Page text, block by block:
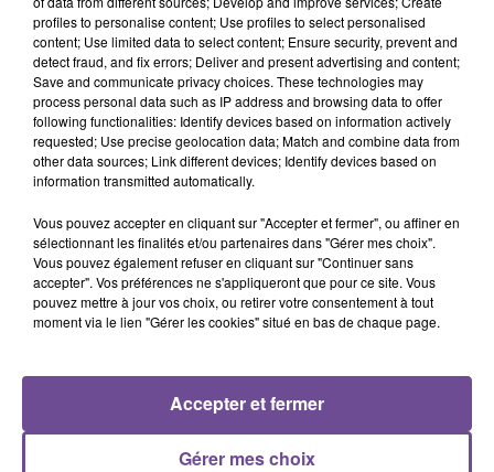
Cet élément est masqué compte-tenu du refus du
dépôt de cookies que vous avez exprimé. Si vous
souhaitez l'afficher, merci de nous donner votre accord
en cliquant sur le bouton ci-dessous.
Afficher l'élément
PRÈS DE CHEZ VOUS
profiles to personalise content; Use profiles to select personalised
content; Use limited data to select content; Ensure security, prevent and
detect fraud, and fix errors; Deliver and present advertising and content;
Save and communicate privacy choices. These technologies may
process personal data such as IP address and browsing data to offer
following functionalities: Identify devices based on information actively
requested; Use precise geolocation data; Match and combine data from
other data sources; Link different devices; Identify devices based on
information transmitted automatically.
Vous pouvez accepter en cliquant sur "Accepter et fermer", ou affiner en
sélectionnant les finalités et/ou partenaires dans "Gérer mes choix".
Vous pouvez également refuser en cliquant sur "Continuer sans
accepter". Vos préférences ne s'appliqueront que pour ce site. Vous
pouvez mettre à jour vos choix, ou retirer votre consentement à tout
moment via le lien "Gérer les cookies" situé en bas de chaque page.
Gérer mes choix
Accepter et fermer